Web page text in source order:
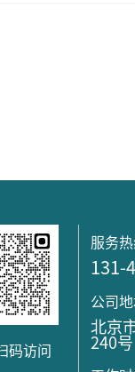
码访问
服务
131-
公司
北京
240号